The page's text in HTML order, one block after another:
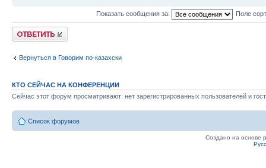
Показать сообщения за: Поле
Ответить
Вернуться в Говорим по-казахски
КТО СЕЙЧАС НА КОНФЕРЕНЦИИ
Сейчас этот форум просматривают: нет зарегистрированных пользователей и
Список форумов
Создано на основе